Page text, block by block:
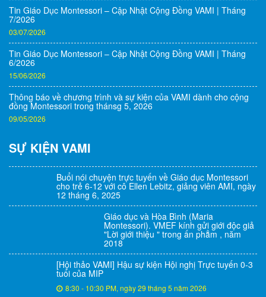
Tin Giáo Dục Montessori – Cập Nhật Cộng Đồng VAMI | Tháng
7/2026
03/07/2026
Tin Giáo Dục Montessori – Cập Nhật Cộng Đồng VAMI | Tháng
6/2026
15/06/2026
Thông báo về chương trình và sự kiện của VAMI dành cho cộng
đồng Montessori trong thánsg 5, 2026
09/05/2026
SỰ KIỆN VAMI
Buổi nói chuyện trực tuyến về Giáo dục Montessori
cho trẻ 6-12 với cô Ellen Lebitz, giảng viên AMI, ngày
12 tháng 6, 2025
Giáo dục và Hòa Bình (Maria
Montessori). VMEF kính gửi giới độc giả
"Lời giới thiệu " trong ấn phẳm , năm
2018
[Hội thảo VAMI] Hậu sự kiện Hội nghị Trực tuyến 0-3
tuổi của MIP
8:30 - 10:30 PM, ngày 29 tháng 5 năm 2026